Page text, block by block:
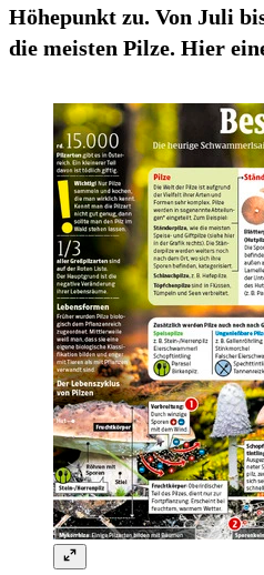
Höhepunkt zu. Von Juli
die meisten Pilze. Hier